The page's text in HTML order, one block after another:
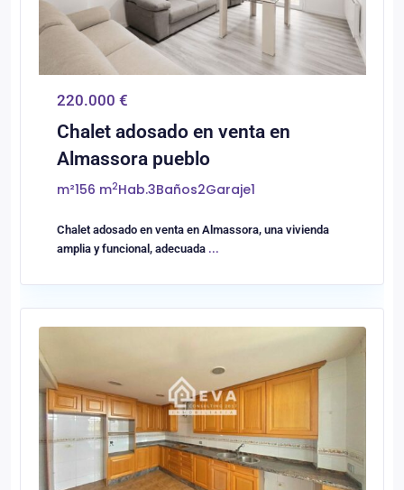
220.000 €
Chalet adosado en venta en
Almassora pueblo
m²156 m2Hab.3Baños2Garaje1
Chalet adosado en venta en Almassora, una vivienda
amplia y funcional, adecuada ...
0 Castellón/Castelló